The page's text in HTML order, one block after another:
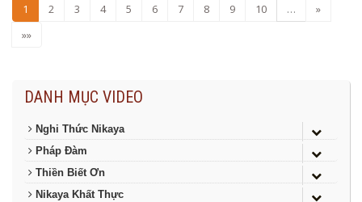
1 2 3 4 5 6 7 8 9 10 …
»
»»
DANH MỤC VIDEO
Nghi Thức Nikaya
Pháp Đàm
Thiền Biết Ơn
Nikaya Khất Thực